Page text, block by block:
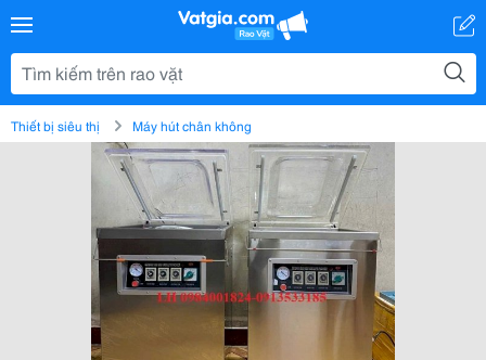
Thiết bị siêu thị Máy hút chân không